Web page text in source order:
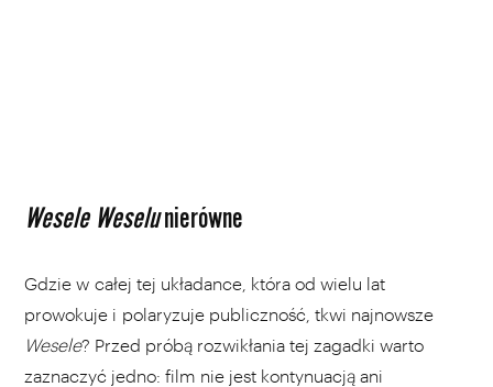
Wesele Weselunierówne
Gdzie w całej tej układance, która od wielu lat
prowokuje i polaryzuje publiczność, tkwi najnowsze
Wesele? Przed próbą rozwikłania tej zagadki warto
zaznaczyć jedno: film nie jest kontynuacją ani